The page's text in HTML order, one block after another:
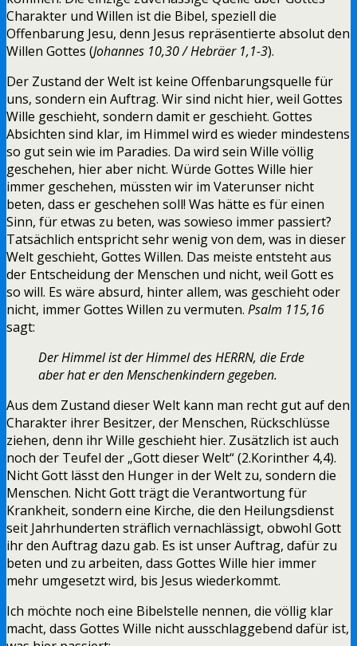
Charakter und Willen ist die Bibel, speziell die
Offenbarung Jesu, denn Jesus repräsentierte absolut den
Willen Gottes (Johannes 10,30 / Hebräer 1,1-3).
Der Zustand der Welt ist keine Offenbarungsquelle für
uns, sondern ein Auftrag. Wir sind nicht hier, weil Gottes
Wille geschieht, sondern damit er geschieht. Gottes
Absichten sind klar, im Himmel wird es wieder mindestens
so gut sein wie im Paradies. Da wird sein Wille völlig
geschehen, hier aber nicht. Würde Gottes Wille hier
immer geschehen, müssten wir im Vaterunser nicht
beten, dass er geschehen soll! Was hätte es für einen
Sinn, für etwas zu beten, was sowieso immer passiert?
Tatsächlich entspricht sehr wenig von dem, was in dieser
Welt geschieht, Gottes Willen. Das meiste entsteht aus
der Entscheidung der Menschen und nicht, weil Gott es
so will. Es wäre absurd, hinter allem, was geschieht oder
nicht, immer Gottes Willen zu vermuten. Psalm 115,16
sagt:
Der Himmel ist der Himmel des HERRN, die Erde
aber hat er den Menschenkindern gegeben.
Aus dem Zustand dieser Welt kann man recht gut auf den
Charakter ihrer Besitzer, der Menschen, Rückschlüsse
ziehen, denn ihr Wille geschieht hier. Zusätzlich ist auch
noch der Teufel der „Gott dieser Welt“ (2.Korinther 4,4).
Nicht Gott lässt den Hunger in der Welt zu, sondern die
Menschen. Nicht Gott trägt die Verantwortung für
Krankheit, sondern eine Kirche, die den Heilungsdienst
seit Jahrhunderten sträflich vernachlässigt, obwohl Gott
ihr den Auftrag dazu gab. Es ist unser Auftrag, dafür zu
beten und zu arbeiten, dass Gottes Wille hier immer
mehr umgesetzt wird, bis Jesus wiederkommt.
Ich möchte noch eine Bibelstelle nennen, die völlig klar
macht, dass Gottes Wille nicht ausschlaggebend dafür ist,